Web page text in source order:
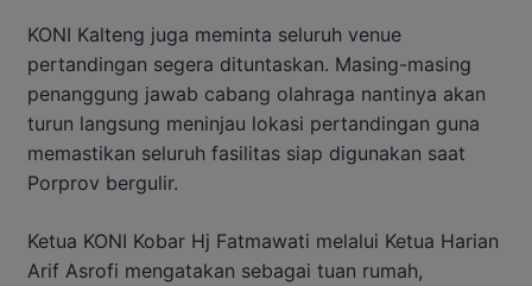
KONI Kalteng juga meminta seluruh venue
pertandingan segera dituntaskan. Masing-masing
penanggung jawab cabang olahraga nantinya akan
turun langsung meninjau lokasi pertandingan guna
memastikan seluruh fasilitas siap digunakan saat
Porprov bergulir.
Ketua KONI Kobar Hj Fatmawati melalui Ketua Harian
Arif Asrofi mengatakan sebagai tuan rumah,